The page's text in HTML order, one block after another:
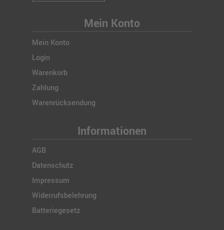
Mein Konto
Mein Konto
Login
Warenkorb
Zahlung
Warenrücksendung
Informationen
AGB
Datenschutz
Impressum
Widerrufsbelehrung
Batteriegesetz